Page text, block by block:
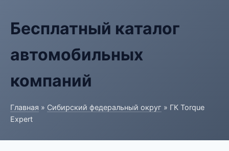
Бесплатный каталог
автомобильных
компаний
Главная » Сибирский федеральный округ » ГК Torque
Expert